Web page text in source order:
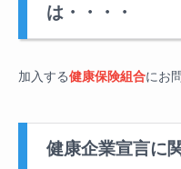
は・・・・
加入する健康保険組合にお
健康企業宣言に